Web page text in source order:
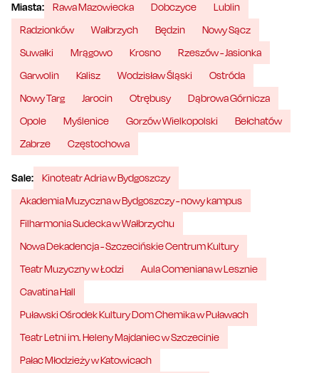
Miasta: Rawa Mazowiecka Dobczyce
Lublin
Radzionków
Wałbrzych Będzin
Nowy Sącz
Suwałki
Mrągowo Krosno
Rzeszów - Jasionka
Garwolin
Kalisz Wodzisław Śląski
Ostróda
Nowy Targ
Jarocin Otrębusy
Dąbrowa Górnicza
Opole
Myślenice Gorzów Wielkopolski
Bełchatów
Zabrze
Częstochowa
Sale:
Kinoteatr Adria w Bydgoszczy
Akademia Muzyczna w Bydgoszczy - nowy kampus
Filharmonia Sudecka w Wałbrzychu
Nowa Dekadencja - Szczecińskie Centrum Kultury
Teatr Muzyczny w Łodzi
Aula Comeniana w Lesznie
Cavatina Hall
Puławski Ośrodek Kultury Dom Chemika w Puławach
Teatr Letni im. Heleny Majdaniec w Szczecinie
Pałac Młodzieży w Katowicach